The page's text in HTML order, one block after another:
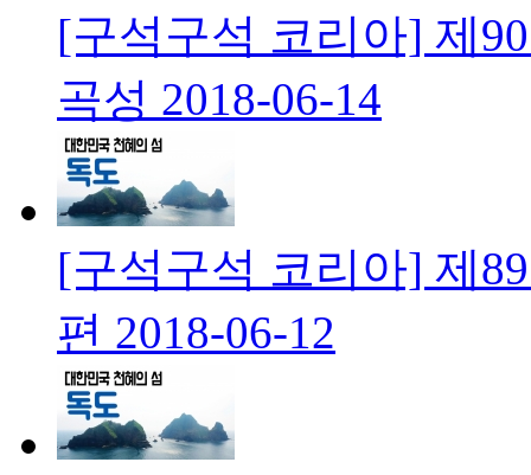
[구석구석 코리아] 제
곡성 2018-06-14
[구석구석 코리아] 제
편 2018-06-12